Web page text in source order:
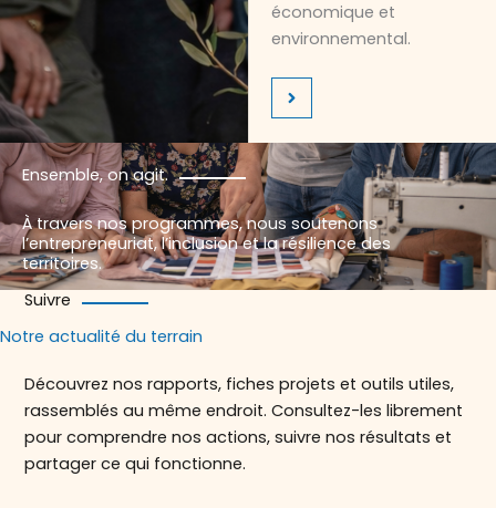
Ensemble, on agit.
À travers nos programmes, nous soutenons
l’entrepreneuriat, l’inclusion et la résilience des
territoires.
économique et
environnemental.
Suivre
Notre actualité du terrain
Découvrez nos rapports, fiches projets et outils utiles,
rassemblés au même endroit. Consultez-les librement
pour comprendre nos actions, suivre nos résultats et
partager ce qui fonctionne.